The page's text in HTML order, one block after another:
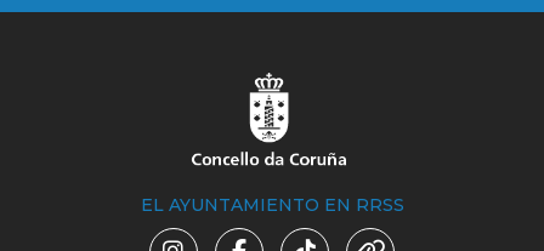
EL AYUNTAMIENTO EN RRSS